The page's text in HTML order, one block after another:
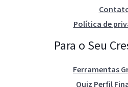
Política de
Para o Seu
Ferramentas
Quiz Perfil